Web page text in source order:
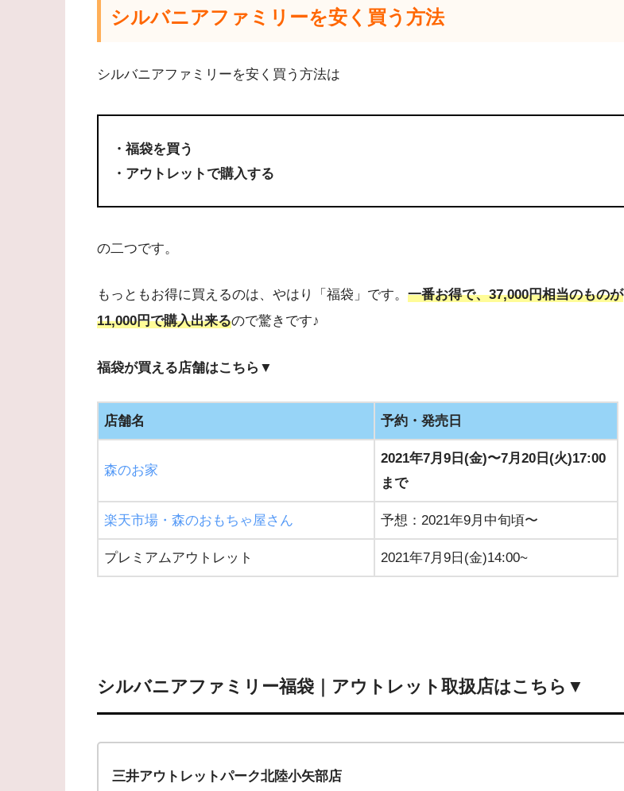
シルバニアファミリーを安く買う方法
シルバニアファミリーを安く買う方法は
・福袋を買う
・アウトレットで購入する
の二つです。
もっともお得に買えるのは、やはり「福袋」です。 一番お得で、37,000円相当のものが
11,000円で購入出来るので驚きです♪
福袋が買える店舗はこちら▼
店舗名 予約・発売日
森のお家
2021年7月9日(金)〜7月20日(火)17:00
まで
楽天市場・森のおもちゃ屋さん 予想：2021年9月中旬頃〜
プレミアムアウトレット 2021年7月9日(金)14:00~
シルバニアファミリー福袋｜アウトレット取扱店はこちら▼
三井アウトレットパーク北陸小矢部店